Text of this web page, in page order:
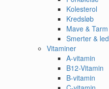
Kolesterol
Kredsløb
Mave & Tarm
Smerter & led
Vitaminer
A-vitamin
B12-Vitamin
B-vitamin